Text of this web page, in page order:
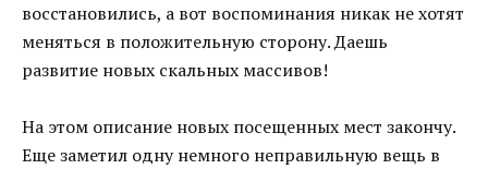
восстановились, а вот воспоминания никак не хотят
меняться в положительную сторону. Даешь
развитие новых скальных массивов!
На этом описание новых посещенных мест закончу.
Еще заметил одну немного неправильную вещь в